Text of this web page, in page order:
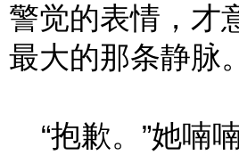
警觉的表情，才
最大的那条静脉。
“抱歉。”她喃